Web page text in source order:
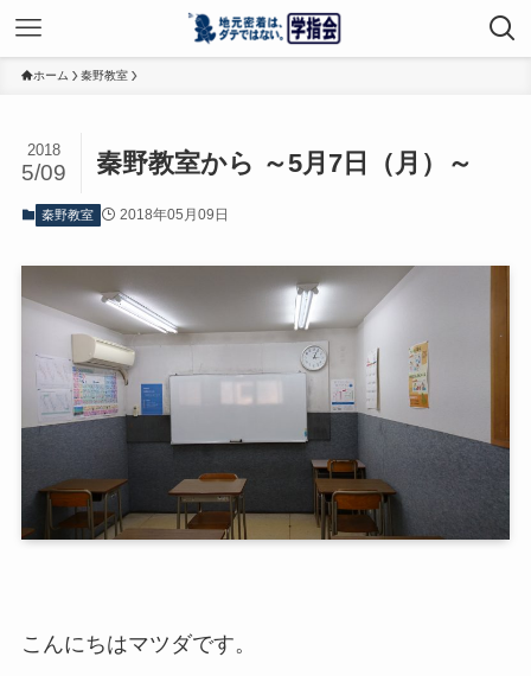
ホーム 秦野教室
秦野教室から ～5月7日（月）～
2018
5/09
秦野教室 2018年05月09日
こんにちはマツダです。